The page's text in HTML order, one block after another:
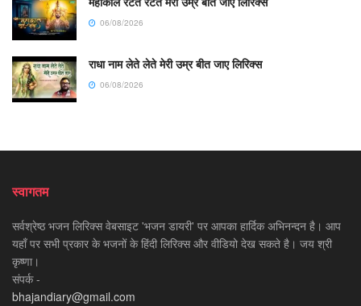
06/08/2026
राधा नाम लेते लेते मेरी उम्र बीत जाए लिरिक्स
06/08/2026
स्वागतम
सर्वश्रेष्ठ भजन लिरिक्स वेबसाइट 'भजन डायरी' पर आपका हार्दिक अभिनन्दन है। आप
यहाँ पर सभी प्रकार के भजनों के हिंदी लिरिक्स और वीडियो देख सकते है। जय श्री
कृष्णा।
संपर्क -
bhajandiary@gmail.com